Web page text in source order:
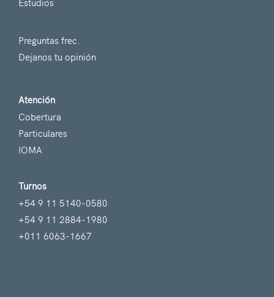
Preguntas frec.
Dejanos tu opinión
Atención
Cobertura
Particulares
IOMA
Turnos
+54 9 11 5140-0580
+54 9 11 2884-1980
+011 6063-1667